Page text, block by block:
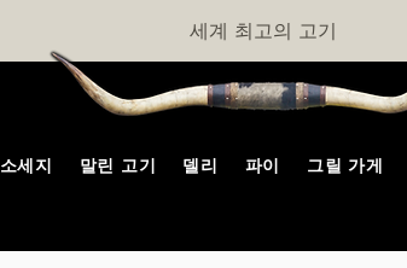
세계 최고의 고기
소세지 말린 고기 델리 파이 그릴 가게